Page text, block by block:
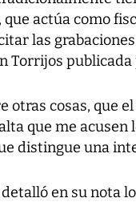
actúa como
las
Torrijos publicada
otras cosas, que
que me acusen
distingue una
en su nota